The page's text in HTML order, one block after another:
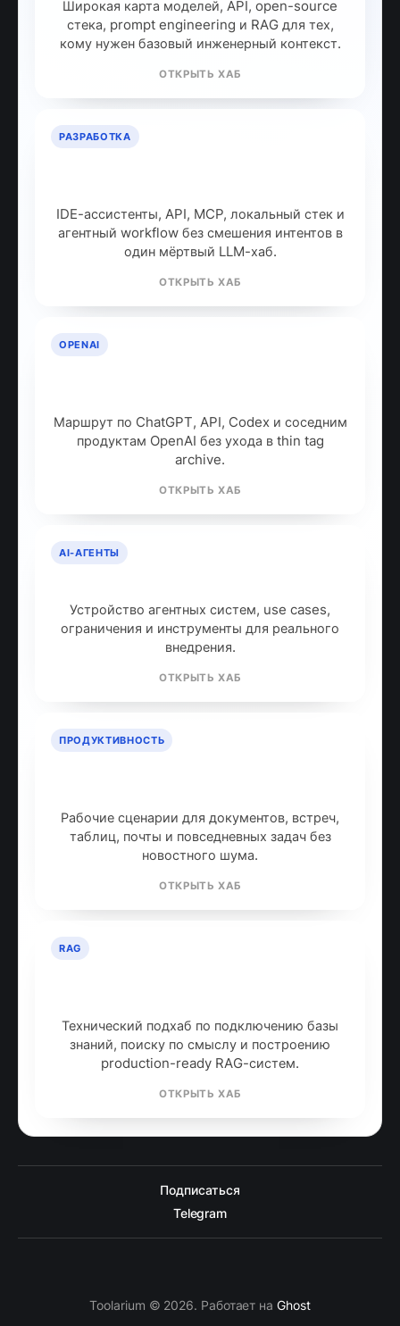
Широкая карта моделей, API, open-source
стека, prompt engineering и RAG для тех,
кому нужен базовый инженерный контекст.
ОТКРЫТЬ ХАБ
РАЗРАБОТКА
IDE-ассистенты, API, MCP, локальный стек и
агентный workflow без смешения интентов в
один мёртвый LLM-хаб.
ОТКРЫТЬ ХАБ
OPENAI
Маршрут по ChatGPT, API, Codex и соседним
продуктам OpenAI без ухода в thin tag
archive.
ОТКРЫТЬ ХАБ
AI-АГЕНТЫ
Устройство агентных систем, use cases,
ограничения и инструменты для реального
внедрения.
ОТКРЫТЬ ХАБ
ПРОДУКТИВНОСТЬ
Рабочие сценарии для документов, встреч,
таблиц, почты и повседневных задач без
новостного шума.
ОТКРЫТЬ ХАБ
RAG
Технический подхаб по подключению базы
знаний, поиску по смыслу и построению
production-ready RAG-систем.
ОТКРЫТЬ ХАБ
Подписаться
Telegram
Toolarium © 2026. Работает на Ghost